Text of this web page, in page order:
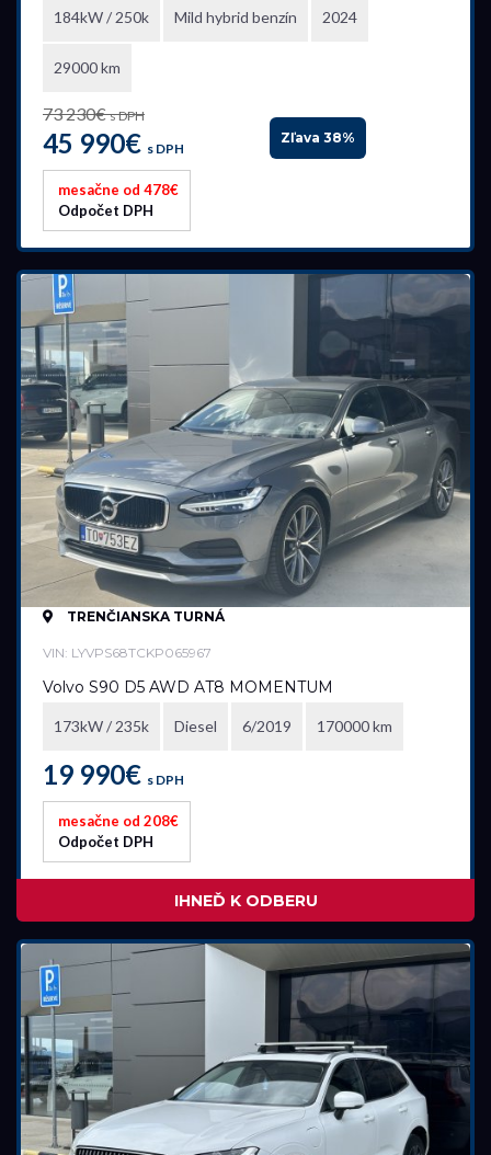
Manuálna
0 km
Rok výroby
2012
2025
Cena
15 490 €
65 990 €
Stav
Na ceste
Skladom
Vo výrobe
Vo výrobe, s možnosťou meniť konfiguráciu
184kW / 250k Mild hybrid benzín 2024
29000 km
73 230€s DPH
45 990€ s DPH
Zľava 38%
mesačne od 478€
Odpočet DPH
TRENČIANSKA TURNÁ
VIN: LYVPS68TCKP065967
Volvo S90 D5 AWD AT8 MOMENTUM
173kW / 235k Diesel 6/2019 170000 km
19 990€ s DPH
mesačne od 208€
Odpočet DPH
IHNEĎ K ODBERU